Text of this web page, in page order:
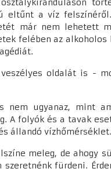
eltűnt a víz
már nem lehetett
felében az
oldalát is -
ugyanaz, mint
A folyók és a tavak
állandó vízhőmérséklet.
meleg, de ahogy
fürdeni.